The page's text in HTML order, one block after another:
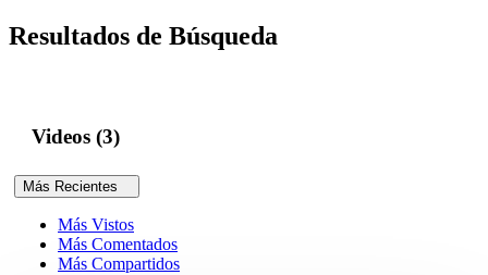
Resultados de Búsqueda
Videos (3)
Más Recientes
Más Vistos
Más Comentados
Más Compartidos